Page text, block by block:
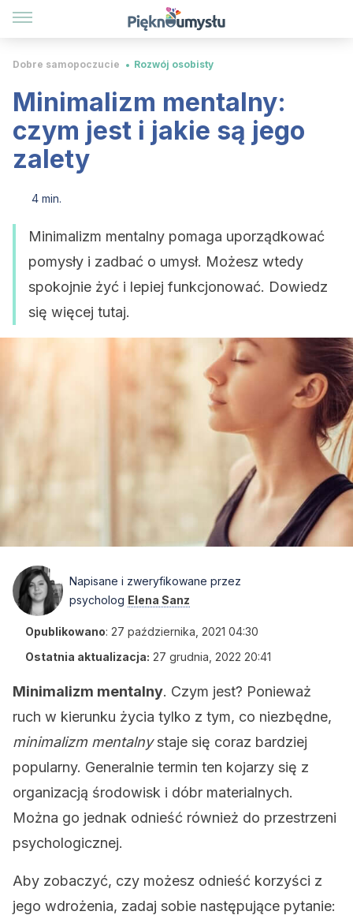
Dobre samopoczucie Rozwój osobisty
Minimalizm mentalny:
czym jest i jakie są jego
zalety
4 min.
Minimalizm mentalny pomaga uporządkować
pomysły i zadbać o umysł. Możesz wtedy
spokojnie żyć i lepiej funkcjonować. Dowiedz
się więcej tutaj.
Napisane i zweryfikowane przez
psycholog Elena Sanz
Opublikowano: 27 października, 2021 04:30
Ostatnia aktualizacja: 27 grudnia, 2022 20:41
Minimalizm mentalny. Czym jest? Ponieważ
ruch w kierunku życia tylko z tym, co niezbędne,
minimalizm mentalnystaje się coraz bardziej
popularny. Generalnie termin ten kojarzy się z
organizacją środowisk i dóbr materialnych.
Można go jednak odnieść również do przestrzeni
psychologicznej.
Aby zobaczyć, czy możesz odnieść korzyści z
jego wdrożenia, zadaj sobie następujące pytanie: